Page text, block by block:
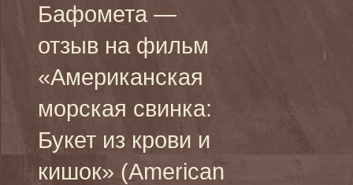
Бафомета —
отзыв на фильм
«Американская
морская свинка:
Букет из крови и
кишок» (American